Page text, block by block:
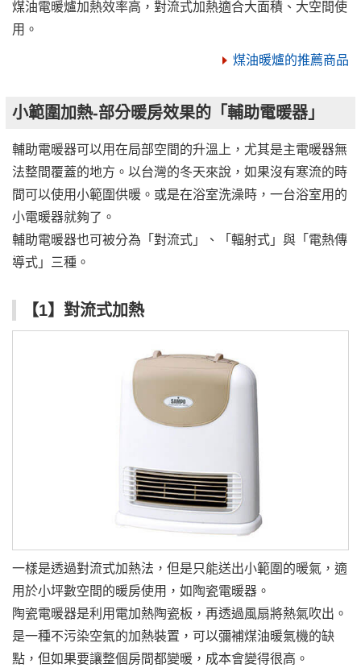
煤油電暖爐加熱效率高，對流式加熱適合大面積、大空間使
用。
煤油暖爐的推薦商品
小範圍加熱-部分暖房效果的「輔助電暖器」
輔助電暖器可以用在局部空間的升溫上，尤其是主電暖器無
法整間覆蓋的地方。以台灣的冬天來說，如果沒有寒流的時
間可以使用小範圍供暖。或是在浴室洗澡時，一台浴室用的
小電暖器就夠了。
輔助電暖器也可被分為「對流式」、「輻射式」與「電熱傳
導式」三種。
【1】對流式加熱
一樣是透過對流式加熱法，但是只能送出小範圍的暖氣，適
用於小坪數空間的暖房使用，如陶瓷電暖器。
陶瓷電暖器是利用電加熱陶瓷板，再透過風扇將熱氣吹出。
是一種不污染空氣的加熱裝置，可以彌補煤油暖氣機的缺
點，但如果要讓整個房間都變暖，成本會變得很高。